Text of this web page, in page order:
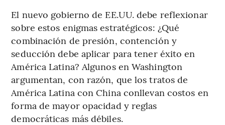
El nuevo gobierno de EE.UU. debe reflexionar
sobre estos enigmas estratégicos: ¿Qué
combinación de presión, contención y
seducción debe aplicar para tener éxito en
América Latina? Algunos en Washington
argumentan, con razón, que los tratos de
América Latina con China conllevan costos en
forma de mayor opacidad y reglas
democráticas más débiles.